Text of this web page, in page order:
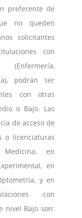
preferente de
no queden
solicitantes
con
podrán ser
con otras
o Bajo. Las
de acceso de
o licenciaturas
en
en
y en
con
nivel Bajo son: